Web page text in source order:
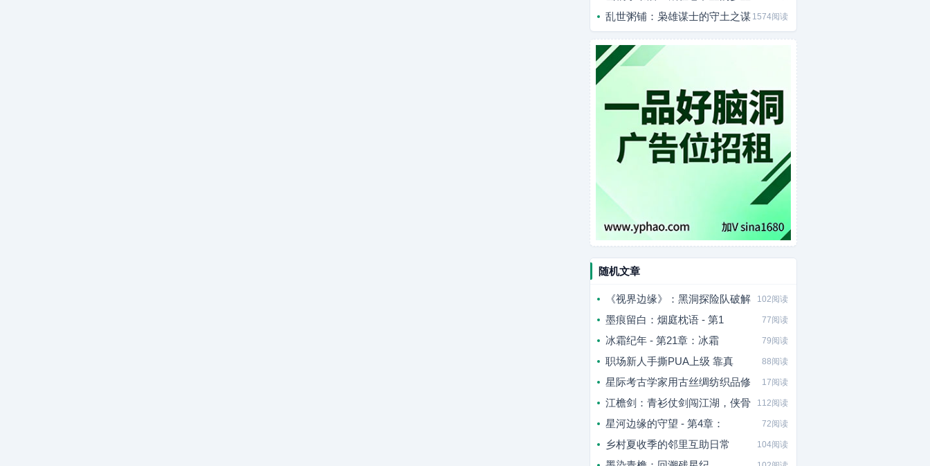
乱世粥铺：枭雄谋士的守土之谋 1574阅读
随机文章
《视界边缘》：黑洞探险队破解 102阅读
墨痕留白：烟庭枕语 - 第1 77阅读
冰霜纪年 - 第21章：冰霜 79阅读
职场新人手撕PUA上级 靠真 88阅读
星际考古学家用古丝绸纺织品修 17阅读
江檐剑：青衫仗剑闯江湖，侠骨 112阅读
星河边缘的守望 - 第4章： 72阅读
乡村夏收季的邻里互助日常 104阅读